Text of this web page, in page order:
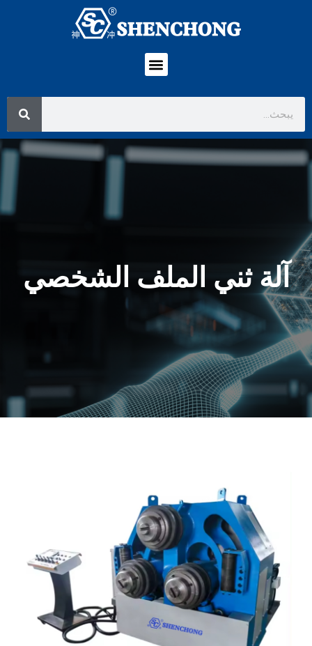
آلة ثني الملف الشخصي